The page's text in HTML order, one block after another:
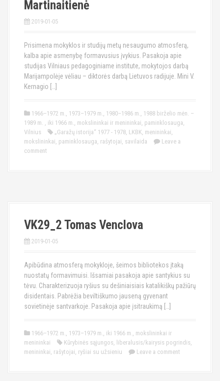
Martinaitienė
2019-01-05
Prisimena mokyklos ir studijų metų nesaugumo atmosferą,
kalba apie asmenybę formavusius įvykius. Pasakoja apie
studijas Vilniaus pedagoginiame institute, mokytojos darbą
Marijampolėje vėliau – diktorės darbą Lietuvos radijuje. Mini V.
Kernagio […]
1966–1972 m., 1973–1979 m., 1980–1986 m., 1988 birželio mėn. –
1989 m. , iki 1966 m., mokslininkai ir menininkai, paminklosauga,
Vilnius
„Garažų istorija“ 1977 - 1978, LKBK, menininkai,
mokslininkai, paminklosauga, rašytojai, savilaida
Leave a
comment
VK29_2 Tomas Venclova
2019-01-05
Apibūdina atmosferą mokykloje, šeimos bibliotekos įtaką
nuostatų formavimuisi. Išsamiai pasakoja apie santykius su
tėvu. Charakterizuoja ryšius su dešiniaisiais katalikiškų pažiūrų
disidentais. Pabrėžia beviltiškumo jauseną gyvenant
sovietinėje santvarkoje. Pasakoja apie įsitraukimą […]
1966–1972 m., 1973–1979 m., iki 1966 m., mokslininkai ir
menininkai
Kūrybinės sąjungos, liberalusis/kairysis pogrindis,
menininkai, rašytojai, ryšiai su užsieniu Leave a comment